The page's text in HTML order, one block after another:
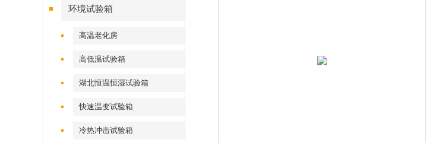
环境试验箱
高温老化房
高低温试验箱
湖北恒温恒湿试验箱
快速温变试验箱
冷热冲击试验箱